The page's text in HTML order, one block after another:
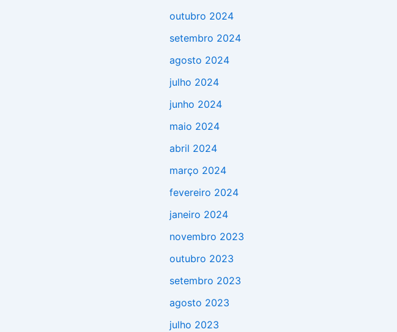
outubro 2024
setembro 2024
agosto 2024
julho 2024
junho 2024
maio 2024
abril 2024
março 2024
fevereiro 2024
janeiro 2024
novembro 2023
outubro 2023
setembro 2023
agosto 2023
julho 2023